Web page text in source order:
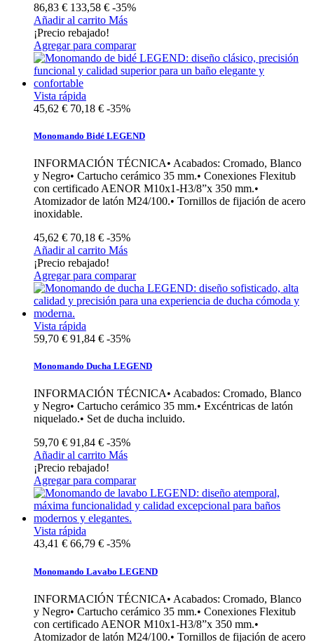
86,83 € 133,58 € -35%
Añadir al carrito Más
¡Precio rebajado!
Agregar para comparar
Vista rápida
45,62 € 70,18 € -35%
Monomando Bidé LEGEND
INFORMACIÓN TÉCNICA• Acabados: Cromado, Blanco
y Negro• Cartucho cerámico 35 mm.• Conexiones Flexitub
con certificado AENOR M10x1-H3/8”x 350 mm.•
Atomizador de latón M24/100.• Tornillos de fijación de acero
inoxidable.
45,62 € 70,18 € -35%
Añadir al carrito Más
¡Precio rebajado!
Agregar para comparar
Vista rápida
59,70 € 91,84 € -35%
Monomando Ducha LEGEND
INFORMACIÓN TÉCNICA• Acabados: Cromado, Blanco
y Negro• Cartucho cerámico 35 mm.• Excéntricas de latón
niquelado.• Set de ducha incluido.
59,70 € 91,84 € -35%
Añadir al carrito Más
¡Precio rebajado!
Agregar para comparar
Vista rápida
43,41 € 66,79 € -35%
Monomando Lavabo LEGEND
INFORMACIÓN TÉCNICA• Acabados: Cromado, Blanco
y Negro• Cartucho cerámico 35 mm.• Conexiones Flexitub
con certificado AENOR M10x1-H3/8”x 350 mm.•
Atomizador de latón M24/100.• Tornillos de fijación de acero